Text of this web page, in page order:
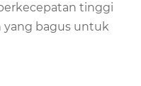
tinggi
yang bagus untuk